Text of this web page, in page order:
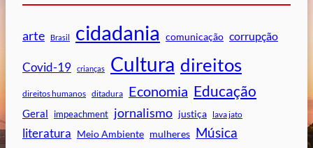
arte Brasil cidadania comunicação corrupção
Covid-19 crianças Cultura direitos
direitos humanos ditadura Economia Educação
Geral impeachment jornalismo justiça lava jato
literatura Meio Ambiente mulheres Música